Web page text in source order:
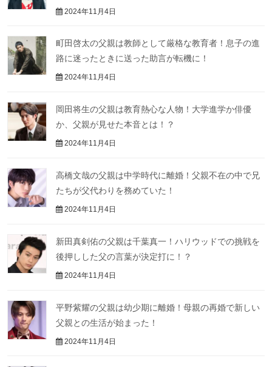
2024年11月4日
町田啓太の父親は教師として厳格な教育者！息子の進
路に迷ったときに送った助言が転機に！
2024年11月4日
岡田将生の父親は教育熱心な人物！大学進学か俳優
か、父親が見せた本音とは！？
2024年11月4日
高橋文哉の父親は中学時代に離婚！父親不在の中で兄
たちが父代わりを務めていた！
2024年11月4日
新田真剣佑の父親は千葉真一！ハリウッドでの挑戦を
後押しした父の言葉が決定打に！？
2024年11月4日
平野紫耀の父親は幼少期に離婚！母親の再婚で新しい
父親との生活が始まった！
2024年11月4日